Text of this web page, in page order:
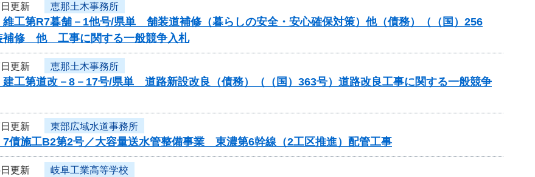
更新 恵那土木事務所
維工第R7暮舗－1他号/県単 舗装道補修（暮らしの安全・安心確保対策）他（債務）（（国）256
修 他 工事に関する一般競争入札
更新 恵那土木事務所
建工第道改－8－17号/県単 道路新設改良（債務）（（国）363号）道路改良工事に関する一般競争
更新 東部広域水道事務所
7債施工B2第2号／大容量送水管整備事業 東濃第6幹線（2工区推進）配管工事
更新 岐阜工業高等学校